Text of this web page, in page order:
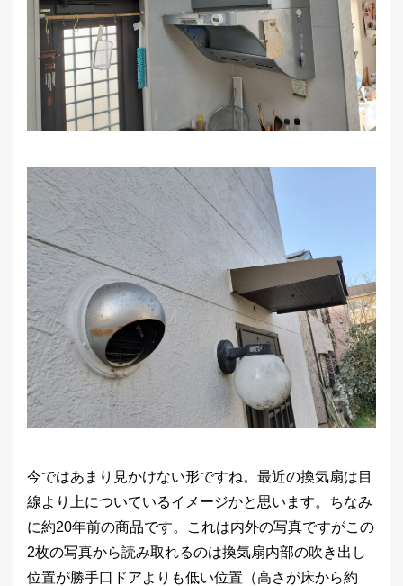
今ではあまり見かけない形ですね。最近の換気扇は目
線より上についているイメージかと思います。ちなみ
に約20年前の商品です。これは内外の写真ですがこの
2枚の写真から読み取れるのは換気扇内部の吹き出し
位置が勝手口ドアよりも低い位置（高さが床から約